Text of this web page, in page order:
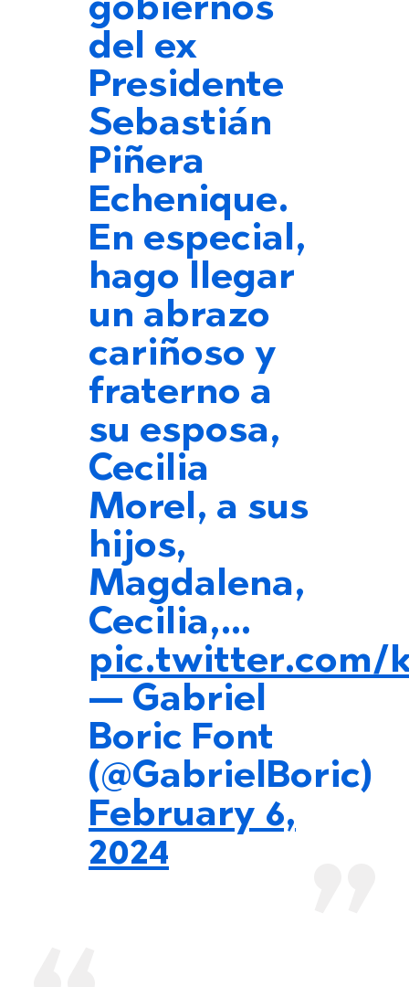
gobiernos
del ex
Presidente
Sebastián
Piñera
Echenique.
En especial,
hago llegar
un abrazo
cariñoso y
fraterno a
su esposa,
Cecilia
Morel, a sus
hijos,
Magdalena,
Cecilia,…
pic.twitter.com/
— Gabriel
Boric Font
(@GabrielBoric)
February 6,
2024